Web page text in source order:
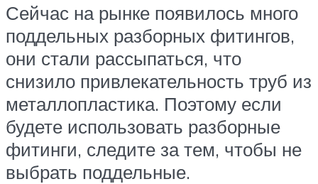
Сейчас на рынке появилось много
поддельных разборных фитингов,
они стали рассыпаться, что
снизило привлекательность труб из
металлопластика. Поэтому если
будете использовать разборные
фитинги, следите за тем, чтобы не
выбрать поддельные.